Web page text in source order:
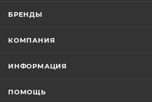
БРЕНДЫ
КОМПАНИЯ
ИНФОРМАЦИЯ
ПОМОЩЬ